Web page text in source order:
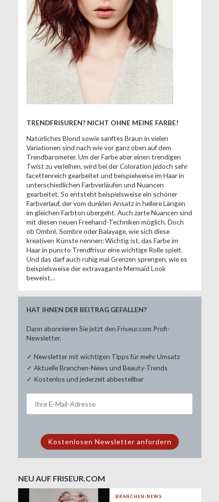
TRENDFRISUREN? NICHT OHNE MEINE FARBE!
Natürliches Blond sowie sanftes Braun in vielen
Variationen sind nach wie vor ganz oben auf dem
Trendbarometer. Um der Farbe aber einen trendigen
Twist zu verleihen, wird bei der Coloration jedoch sehr
facettenreich gearbeitet und beispielweise im Haar in
unterschiedlichen Farbverläufen und Nuancen
gearbeitet. So entsteht beispielsweise ein schöner
Farbverlauf, der vom dunklen Ansatz in hellere Längen
im gleichen Farbton übergeht. Auch zarte Nuancen sind
mit diesen neuen Freehand-Techniken möglich. Doch
ob Ombré, Sombre oder Balayage, wie sich diese
kreativen Künste nennen: Wichtig ist, das Farbe im
Haar in puncto Trendfrisur eine wichtige Rolle spielt.
Und das darf auch ruhig mal Grenzen sprengen, wie es
beispielsweise der extravagante Mermaid Look
beweist…
HAT IHNEN DER BEITRAG GEFALLEN?
Dann abonnieren Sie jetzt den Friseur.com Profi-
Newsletter.
✓ Newsletter mit wichtigen Tipps für mehr Umsatz
✓ Aktuelle Branchen-News und Beauty-Trends
✓ Kostenlos und jederzeit abbestellbar
NEU AUF FRISEUR.COM
BRANCHEN-NEWS